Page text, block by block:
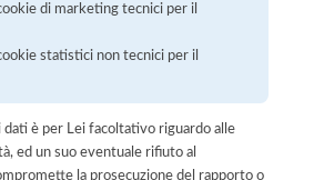
di marketing tecnici per il
statistici non tecnici per il
dati è per Lei facoltativo riguardo alle
ed un suo eventuale rifiuto al
la prosecuzione del rapporto o